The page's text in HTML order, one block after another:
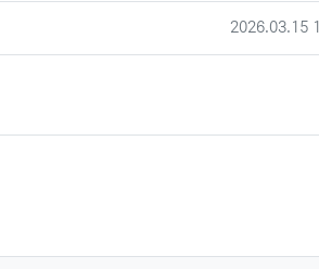
작성일
2026.03.15